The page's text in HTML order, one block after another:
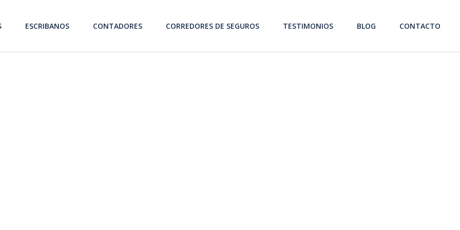
ESCRIBANOS CONTADORES CORREDORES DE SEGUROS TESTIMONIOS BLOG CONTACTO